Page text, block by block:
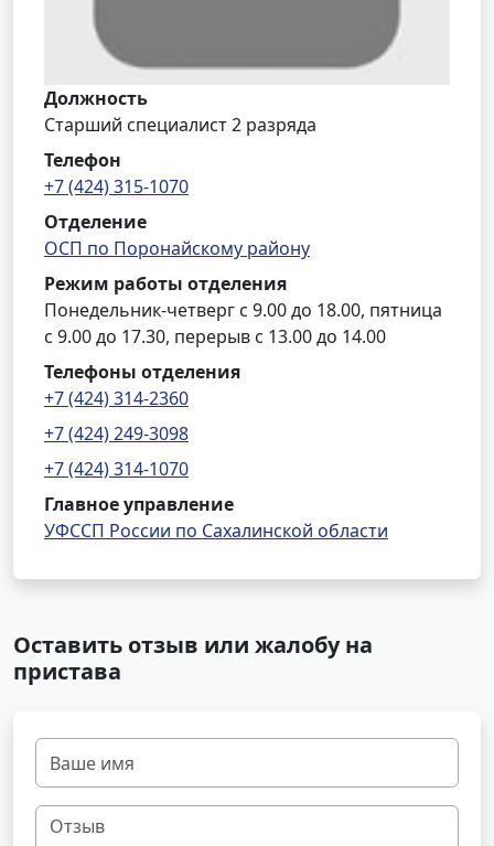
Должность
Старший специалист 2 разряда
Телефон
+7 (424) 315-1070
Отделение
ОСП по Поронайскому району
Режим работы отделения
Понедельник-четверг с 9.00 до 18.00, пятница
с 9.00 до 17.30, перерыв с 13.00 до 14.00
Телефоны отделения
+7 (424) 314-2360
+7 (424) 249-3098
+7 (424) 314-1070
Главное управление
УФССП России по Сахалинской области
Оставить отзыв или жалобу на
пристава